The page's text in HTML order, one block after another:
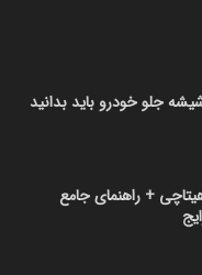
+ راهنمای جامع